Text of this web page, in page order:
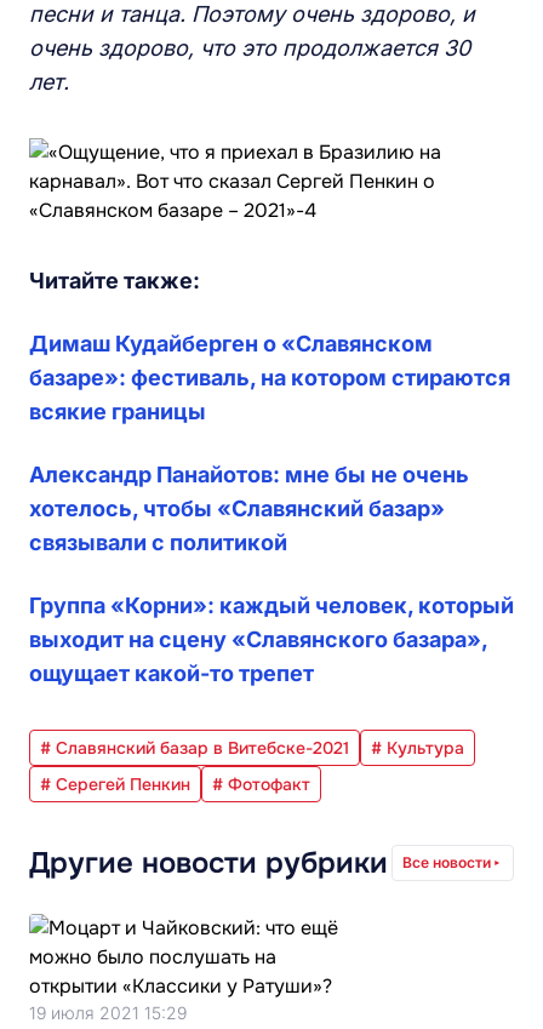
песни и танца. Поэтому очень здорово, и
очень здорово, что это продолжается 30
лет.
Читайте также:
Димаш Кудайберген о «Славянском
базаре»: фестиваль, на котором стираются
всякие границы
Александр Панайотов: мне бы не очень
хотелось, чтобы «Славянский базар»
связывали с политикой
Группа «Корни»: каждый человек, который
выходит на сцену «Славянского базара»,
ощущает какой-то трепет
# Славянский базар в Витебске-2021
# Культура
# Серегей Пенкин
# Фотофакт
Другие новости рубрики Все новости
19 июля 2021 15:29